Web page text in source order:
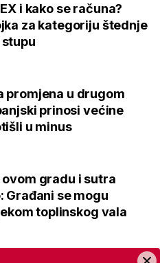
i kako se računa?
za kategoriju štednje
promjena u drugom
prinosi većine
u minus
ovom gradu i sutra
Građani se mogu
toplinskog vala